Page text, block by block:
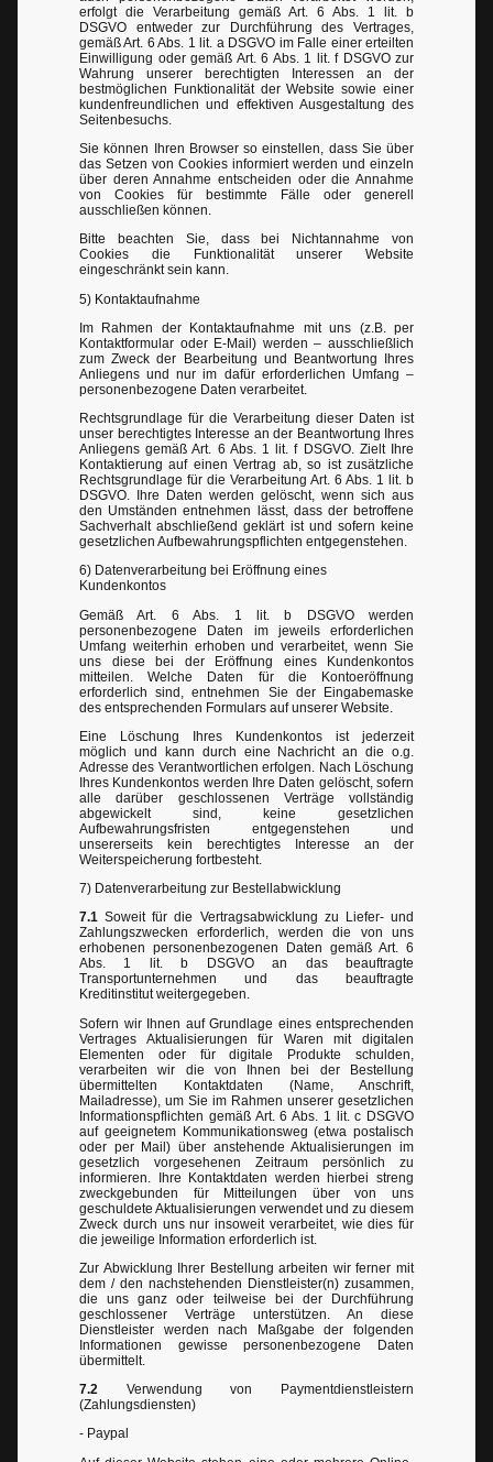
erfolgt die Verarbeitung gemäß Art. 6 Abs. 1 lit. b
DSGVO entweder zur Durchführung des Vertrages,
gemäß Art. 6 Abs. 1 lit. a DSGVO im Falle einer erteilten
Einwilligung oder gemäß Art. 6 Abs. 1 lit. f DSGVO zur
Wahrung unserer berechtigten Interessen an der
bestmöglichen Funktionalität der Website sowie einer
kundenfreundlichen und effektiven Ausgestaltung des
Seitenbesuchs.
Sie können Ihren Browser so einstellen, dass Sie über
das Setzen von Cookies informiert werden und einzeln
über deren Annahme entscheiden oder die Annahme
von Cookies für bestimmte Fälle oder generell
ausschließen können.
Bitte beachten Sie, dass bei Nichtannahme von
Cookies die Funktionalität unserer Website
eingeschränkt sein kann.
5) Kontaktaufnahme
Im Rahmen der Kontaktaufnahme mit uns (z.B. per
Kontaktformular oder E-Mail) werden – ausschließlich
zum Zweck der Bearbeitung und Beantwortung Ihres
Anliegens und nur im dafür erforderlichen Umfang –
personenbezogene Daten verarbeitet.
Rechtsgrundlage für die Verarbeitung dieser Daten ist
unser berechtigtes Interesse an der Beantwortung Ihres
Anliegens gemäß Art. 6 Abs. 1 lit. f DSGVO. Zielt Ihre
Kontaktierung auf einen Vertrag ab, so ist zusätzliche
Rechtsgrundlage für die Verarbeitung Art. 6 Abs. 1 lit. b
DSGVO. Ihre Daten werden gelöscht, wenn sich aus
den Umständen entnehmen lässt, dass der betroffene
Sachverhalt abschließend geklärt ist und sofern keine
gesetzlichen Aufbewahrungspflichten entgegenstehen.
6) Datenverarbeitung bei Eröffnung eines
Kundenkontos
Gemäß Art. 6 Abs. 1 lit. b DSGVO werden
personenbezogene Daten im jeweils erforderlichen
Umfang weiterhin erhoben und verarbeitet, wenn Sie
uns diese bei der Eröffnung eines Kundenkontos
mitteilen. Welche Daten für die Kontoeröffnung
erforderlich sind, entnehmen Sie der Eingabemaske
des entsprechenden Formulars auf unserer Website.
Eine Löschung Ihres Kundenkontos ist jederzeit
möglich und kann durch eine Nachricht an die o.g.
Adresse des Verantwortlichen erfolgen. Nach Löschung
Ihres Kundenkontos werden Ihre Daten gelöscht, sofern
alle darüber geschlossenen Verträge vollständig
abgewickelt sind, keine gesetzlichen
Aufbewahrungsfristen entgegenstehen und
unsererseits kein berechtigtes Interesse an der
Weiterspeicherung fortbesteht.
7) Datenverarbeitung zur Bestellabwicklung
7.1 Soweit für die Vertragsabwicklung zu Liefer- und
Zahlungszwecken erforderlich, werden die von uns
erhobenen personenbezogenen Daten gemäß Art. 6
Abs. 1 lit. b DSGVO an das beauftragte
Transportunternehmen und das beauftragte
Kreditinstitut weitergegeben.
Sofern wir Ihnen auf Grundlage eines entsprechenden
Vertrages Aktualisierungen für Waren mit digitalen
Elementen oder für digitale Produkte schulden,
verarbeiten wir die von Ihnen bei der Bestellung
übermittelten Kontaktdaten (Name, Anschrift,
Mailadresse), um Sie im Rahmen unserer gesetzlichen
Informationspflichten gemäß Art. 6 Abs. 1 lit. c DSGVO
auf geeignetem Kommunikationsweg (etwa postalisch
oder per Mail) über anstehende Aktualisierungen im
gesetzlich vorgesehenen Zeitraum persönlich zu
informieren. Ihre Kontaktdaten werden hierbei streng
zweckgebunden für Mitteilungen über von uns
geschuldete Aktualisierungen verwendet und zu diesem
Zweck durch uns nur insoweit verarbeitet, wie dies für
die jeweilige Information erforderlich ist.
Zur Abwicklung Ihrer Bestellung arbeiten wir ferner mit
dem / den nachstehenden Dienstleister(n) zusammen,
die uns ganz oder teilweise bei der Durchführung
geschlossener Verträge unterstützen. An diese
Dienstleister werden nach Maßgabe der folgenden
Informationen gewisse personenbezogene Daten
übermittelt.
7.2 Verwendung von Paymentdienstleistern
(Zahlungsdiensten)
- Paypal